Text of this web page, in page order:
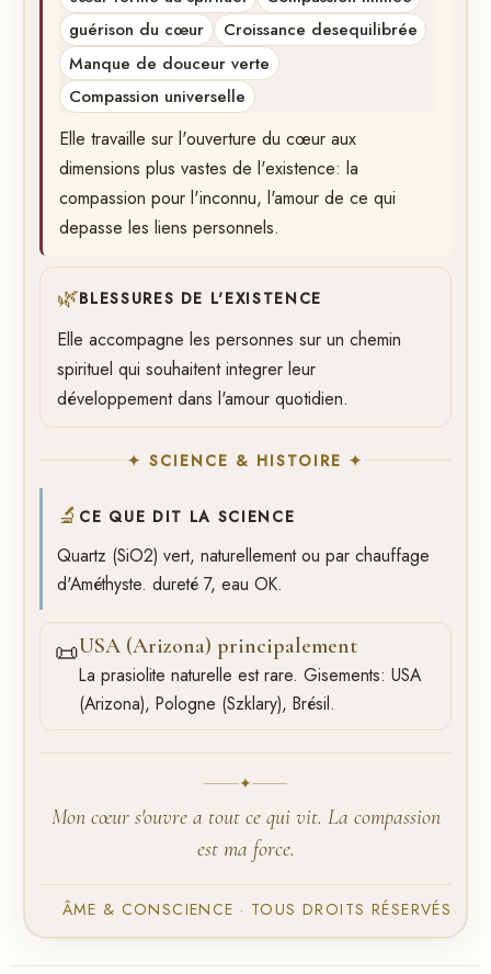
guérison du cœur
Croissance desequilibrée
Manque de douceur verte
Compassion universelle
Elle travaille sur l'ouverture du cœur aux
dimensions plus vastes de l'existence: la
compassion pour l'inconnu, l'amour de ce qui
depasse les liens personnels.
🌿BLESSURES DE L'EXISTENCE
Elle accompagne les personnes sur un chemin
spirituel qui souhaitent integrer leur
développement dans l'amour quotidien.
✦ SCIENCE & HISTOIRE ✦
🔬 CE QUE DIT LA SCIENCE
Quartz (SiO2) vert, naturellement ou par chauffage
d'Améthyste. dureté 7, eau OK.
📜USA (Arizona) principalement
La prasiolite naturelle est rare. Gisements: USA
(Arizona), Pologne (Szklary), Brésil.
✦
Mon cœur s'ouvre a tout ce qui vit. La compassion
est ma force.
ÂME & CONSCIENCE · TOUS DROITS RÉSERVÉS